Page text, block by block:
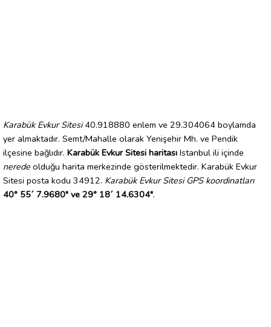
Karabük Evkur Sitesi40.918880 enlem ve 29.304064 boylamda
yer almaktadır. Semt/Mahalle olarak Yenişehir Mh. ve Pendik
ilçesine bağlıdır. Karabük Evkur Sitesi haritası Istanbul ili içinde
nerede olduğu harita merkezinde gösterilmektedir. Karabük Evkur
Sitesi posta kodu 34912. Karabük Evkur Sitesi GPS koordinatları
40° 55´ 7.9680" ve 29° 18´ 14.6304".